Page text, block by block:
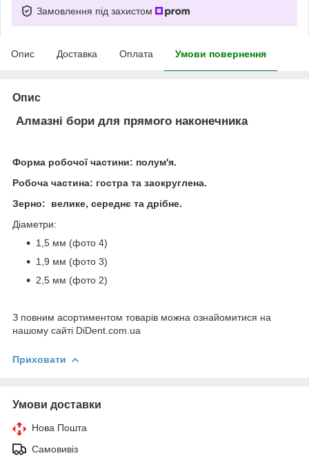
Замовлення під захистом
Опис Доставка Оплата Умови повернення
Опис
Алмазні бори для прямого наконечника
Форма робочої частини: полум'я.
Робоча частина: гостра та заокруглена.
Зерно: велике, середнє та дрібне.
Діаметри:
1,5 мм (фото 4)
1,9 мм (фото 3)
2,5 мм (фото 2)
З повним асортиментом товарів можна ознайомитися на
нашому сайті DiDent.com.ua
Приховати
Умови доставки
Нова Пошта
Самовивіз